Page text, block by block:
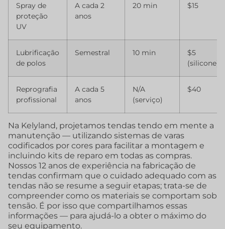
Spray de
proteção
UV
A cada 2
anos
20 min $15
Lubrificação
de polos
Semestral 10 min
$5
(silicone)
Reprografia
profissional
A cada 5
anos
N/A
(serviço)
$40
Na Kelyland, projetamos tendas tendo em mente a
manutenção — utilizando sistemas de varas
codificados por cores para facilitar a montagem e
incluindo kits de reparo em todas as compras.
Nossos 12 anos de experiência na fabricação de
tendas confirmam que o cuidado adequado com as
tendas não se resume a seguir etapas; trata-se de
compreender como os materiais se comportam sob
tensão. É por isso que compartilhamos essas
informações — para ajudá-lo a obter o máximo do
seu equipamento.